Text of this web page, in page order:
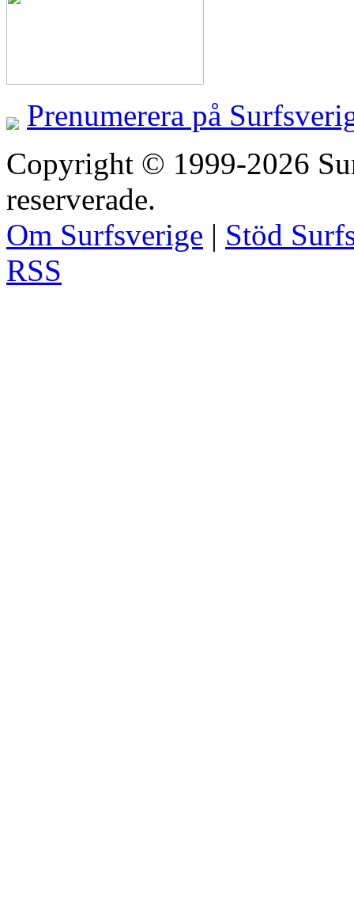
Prenumerera på
Copyright © 1999-2026
reserverade.
Om Surfsverige | Stöd
RSS